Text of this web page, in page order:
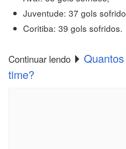
Juventude: 37 gols
Coritiba: 39 gols sofridos.
Continuar lendo
time?